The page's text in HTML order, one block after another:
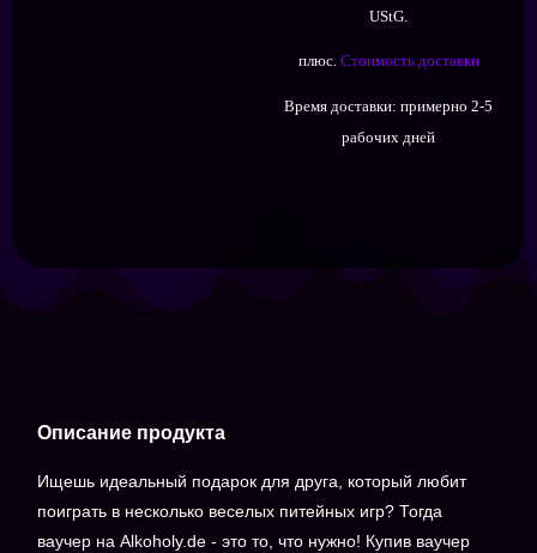
UStG.
плюс. Стоимость доставки
Время доставки:примерно 2-5
рабочих дней
Описание продукта
Ищешь идеальный подарок для друга, который любит
поиграть в несколько веселых питейных игр? Тогда
ваучер на Alkoholy.de - это то, что нужно! Купив ваучер